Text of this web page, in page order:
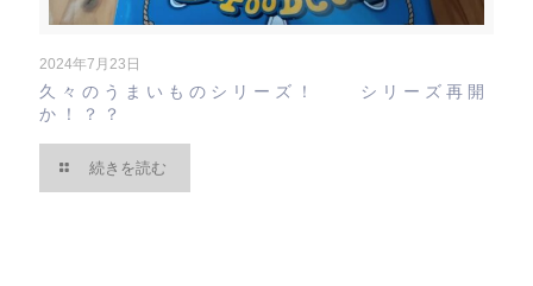
2024年7月23日
久々のうまいものシリーズ！ シリーズ再開
か！？？
続きを読む